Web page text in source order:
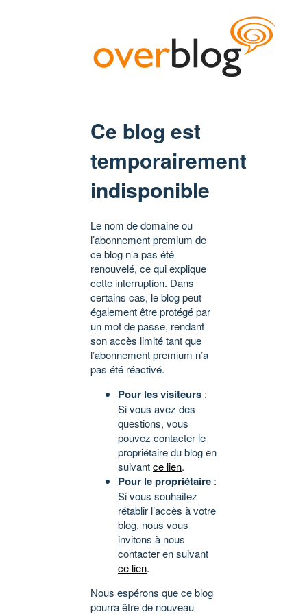
Ce blog est
temporairement
indisponible
Le nom de domaine ou
l’abonnement premium de
ce blog n’a pas été
renouvelé, ce qui explique
cette interruption. Dans
certains cas, le blog peut
également être protégé par
un mot de passe, rendant
son accès limité tant que
l’abonnement premium n’a
pas été réactivé.
Pour les visiteurs :
Si vous avez des
questions, vous
pouvez contacter le
propriétaire du blog en
suivantce lien.
Pour le propriétaire :
Si vous souhaitez
rétablir l’accès à votre
blog, nous vous
invitons à nous
contacter en suivant
ce lien.
Nous espérons que ce blog
pourra être de nouveau